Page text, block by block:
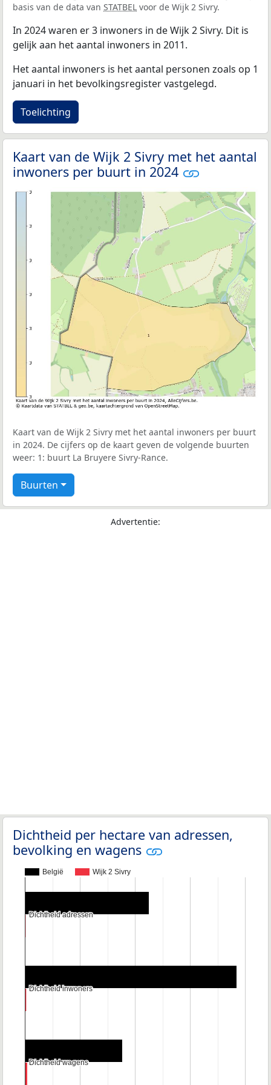
basis van de data van STATBEL voor de Wijk 2 Sivry.
In 2024 waren er 3 inwoners in de Wijk 2 Sivry. Dit is
gelijk aan het aantal inwoners in 2011.
Het aantal inwoners is het aantal personen zoals op 1
januari in het bevolkingsregister vastgelegd.
Toelichting
Kaart van de Wijk 2 Sivry met het aantal
inwoners per buurt in 2024
Kaart van de Wijk 2 Sivry met het aantal inwoners per buurt
in 2024. De cijfers op de kaart geven de volgende buurten
weer: 1: buurt La Bruyere Sivry-Rance.
Buurten
Advertentie:
Dichtheid per hectare van adressen,
bevolking en wagens
België Wijk 2 Sivry
Dichtheid adressen
Dichtheid adressen
Dichtheid inwoners
Dichtheid inwoners
Dichtheid wagens
Dichtheid wagens